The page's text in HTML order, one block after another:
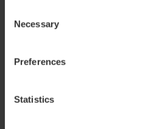
Selection
Necessary
Preferences
Statistics